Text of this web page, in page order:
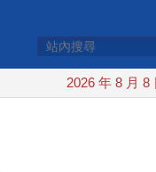
2026 年 8 月 8